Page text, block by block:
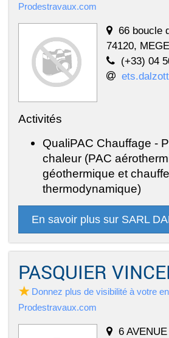
Prodestravaux.com
66 boucle
74120,
(+33) 04
Activités
QualiPAC Chauffage -
chaleur (PAC
géothermique et
thermodynamique)
En savoir plus sur SARL
PASQUIER
Donnez plus de visibilité à votre
Prodestravaux.com
6